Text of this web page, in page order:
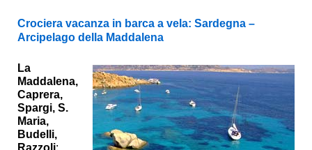
Crociera vacanza in barca a vela: Sardegna –
Arcipelago della Maddalena
La
Maddalena,
Caprera,
Spargi, S.
Maria,
Budelli,
Razzoli: